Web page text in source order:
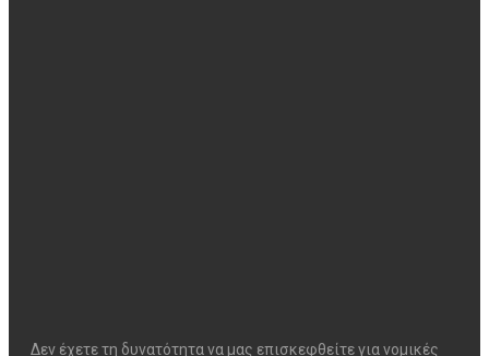
Δεν έχετε τη δυνατότητα να μας επισκεφθείτε για νομικές